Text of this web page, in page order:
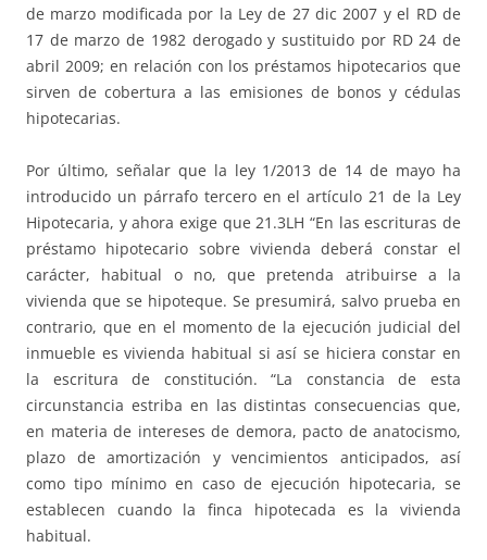
de marzo modificada por la Ley de 27 dic 2007 y el RD de
17 de marzo de 1982 derogado y sustituido por RD 24 de
abril 2009; en relación con los préstamos hipotecarios que
sirven de cobertura a las emisiones de bonos y cédulas
hipotecarias.
Por último, señalar que la ley 1/2013 de 14 de mayo ha
introducido un párrafo tercero en el artículo 21 de la Ley
Hipotecaria, y ahora exige que 21.3LH “En las escrituras de
préstamo hipotecario sobre vivienda deberá constar el
carácter, habitual o no, que pretenda atribuirse a la
vivienda que se hipoteque. Se presumirá, salvo prueba en
contrario, que en el momento de la ejecución judicial del
inmueble es vivienda habitual si así se hiciera constar en
la escritura de constitución. “La constancia de esta
circunstancia estriba en las distintas consecuencias que,
en materia de intereses de demora, pacto de anatocismo,
plazo de amortización y vencimientos anticipados, así
como tipo mínimo en caso de ejecución hipotecaria, se
establecen cuando la finca hipotecada es la vivienda
habitual.